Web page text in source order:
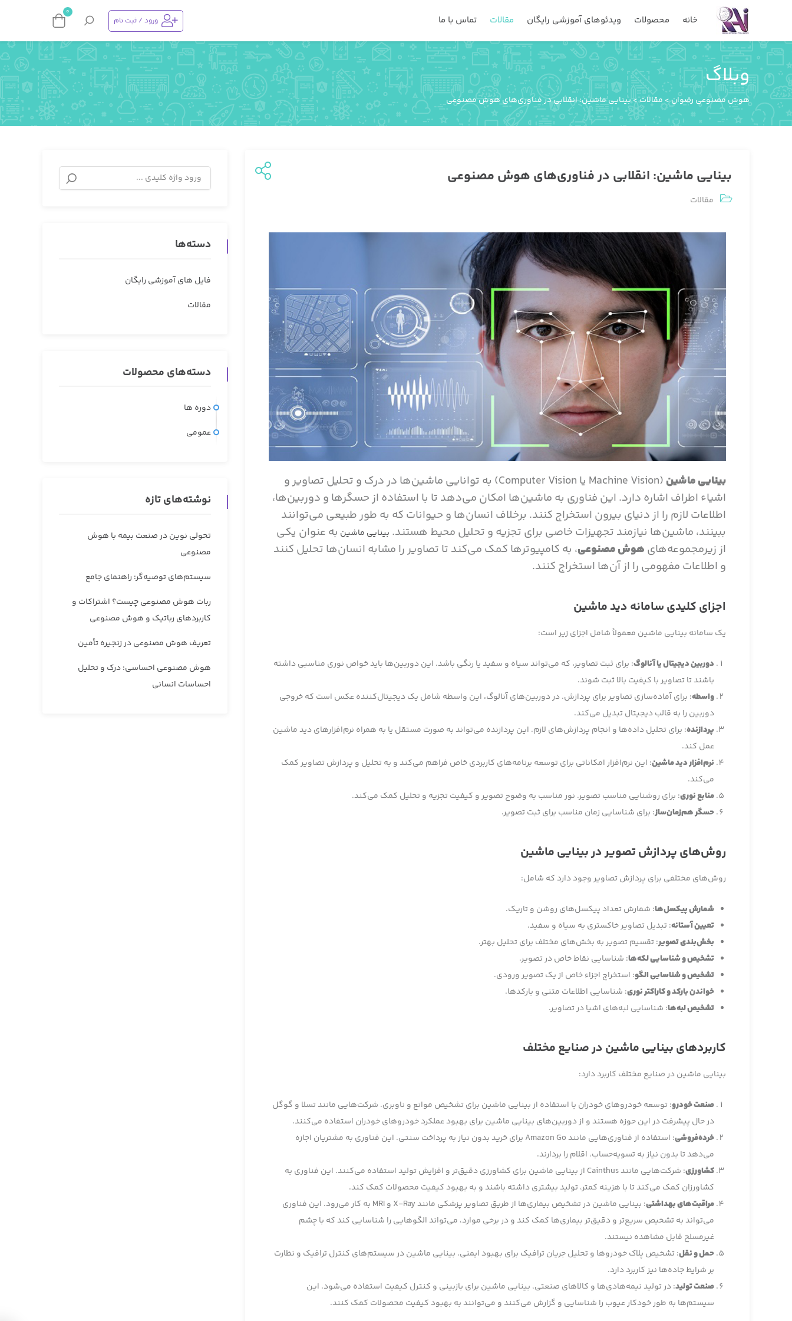
خانه محصولات ویدئوهای آموزشی رایگان مقالات تماس با ما ورود / ثبت نام
0
وبلاگ
هوش مصنوعی رضوان>مقالات>بینایی ماشین: انقلابی در فناوری‌های هوش مصنوعی
بینایی ماشین: انقلابی در فناوری‌های هوش مصنوعی
مقالات
بینایی ماشین (
Machine Vision یا Computer Vision) به توانایی ماشین‌ها در درک و تحلیل تصاویر و
اشیاء اطراف اشاره دارد. این فناوری به ماشین‌ها امکان می‌دهد تا با استفاده از حسگرها و دوربین‌ها،
اطلاعات لازم را از دنیای بیرون استخراج کنند. برخلاف انسان‌ها و حیوانات که به طور طبیعی می‌توانند
ببینند، ماشین‌ها نیازمند تجهیزات خاصی برای تجزیه و تحلیل محیط هستند. بینایی ماشین به عنوان یکی
از زیرمجموعه‌های هوش مصنوعی، به کامپیوترها کمک می‌کند تا تصاویر را مشابه انسان‌ها تحلیل کنند
و اطلاعات مفهومی را از آن‌ها استخراج کنند.
اجزای کلیدی سامانه دید ماشین
یک سامانه بینایی ماشین معمولاً شامل اجزای زیر است:
دوربین دیجیتال یا آنالوگ: برای ثبت تصاویر، که می‌تواند سیاه و سفید یا رنگی باشد. این دوربین‌ها باید خواص نوری مناسبی داشته
باشند تا تصاویر با کیفیت بالا ثبت شوند.
واسطه: برای آماده‌سازی تصاویر برای پردازش. در دوربین‌های آنالوگ، این واسطه شامل یک دیجیتال‌کننده عکس است که خروجی
دوربین را به قالب دیجیتال تبدیل می‌کند.
پردازنده: برای تحلیل داده‌ها و انجام پردازش‌های لازم. این پردازنده می‌تواند به صورت مستقل یا به همراه نرم‌افزارهای دید ماشین
عمل کند.
نرم‌افزار دید ماشین: این نرم‌افزار امکاناتی برای توسعه برنامه‌های کاربردی خاص فراهم می‌کند و به تحلیل و پردازش تصاویر کمک
می‌کند.
منابع نوری: برای روشنایی مناسب تصویر. نور مناسب به وضوح تصویر و کیفیت تجزیه و تحلیل کمک می‌کند.
حسگر هم‌زمان‌ساز: برای شناسایی زمان مناسب برای ثبت تصویر.
روش‌های پردازش تصویر در بینایی ماشین
روش‌های مختلفی برای پردازش تصاویر وجود دارد که شامل:
شمارش پیکسل‌ها: شمارش تعداد پیکسل‌های روشن و تاریک.
تعیین آستانه: تبدیل تصاویر خاکستری به سیاه و سفید.
بخش‌بندی تصویر: تقسیم تصویر به بخش‌های مختلف برای تحلیل بهتر.
تشخیص و شناسایی لکه‌ها: شناسایی نقاط خاص در تصویر.
تشخیص و شناسایی الگو: استخراج اجزاء خاص از یک تصویر ورودی.
خواندن بارکد و کاراکتر نوری: شناسایی اطلاعات متنی و بارکدها.
تشخیص لبه‌ها: شناسایی لبه‌های اشیا در تصاویر.
کاربردهای بینایی ماشین در صنایع مختلف
بینایی ماشین در صنایع مختلف کاربرد دارد:
صنعت خودرو: توسعه خودروهای خودران با استفاده از بینایی ماشین برای تشخیص موانع و ناوبری. شرکت‌هایی مانند تسلا و گوگل
در حال پیشرفت در این حوزه هستند و از دوربین‌های بینایی ماشین برای بهبود عملکرد خودروهای خودران استفاده می‌کنند.
خرده‌فروشی
: استفاده از فناوری‌هایی مانند Amazon Go برای خرید بدون نیاز به پرداخت سنتی. این فناوری به مشتریان اجازه
می‌دهد تا بدون نیاز به تسویه‌حساب، اقلام را بردارند.
کشاورزی
: شرکت‌هایی مانند Cainthus از بینایی ماشین برای کشاورزی دقیق‌تر و افزایش تولید استفاده می‌کنند. این فناوری به
کشاورزان کمک می‌کند تا با هزینه کمتر، تولید بیشتری داشته باشند و به بهبود کیفیت محصولات کمک کند.
مراقبت‌های بهداشتی
: بینایی ماشین در تشخیص بیماری‌ها از طریق تصاویر پزشکی مانند X-Ray و MRI به کار می‌رود. این فناوری
می‌تواند به تشخیص سریع‌تر و دقیق‌تر بیماری‌ها کمک کند و در برخی موارد، می‌تواند الگوهایی را شناسایی کند که با چشم
غیرمسلح قابل مشاهده نیستند.
حمل و نقل: تشخیص پلاک خودروها و تحلیل جریان ترافیک برای بهبود ایمنی. بینایی ماشین در سیستم‌های کنترل ترافیک و نظارت
بر شرایط جاده‌ها نیز کاربرد دارد.
صنعت تولید: در تولید نیمه‌هادی‌ها و کالاهای صنعتی، بینایی ماشین برای بازبینی و کنترل کیفیت استفاده می‌شود. این
سیستم‌ها به طور خودکار عیوب را شناسایی و گزارش می‌کنند و می‌توانند به بهبود کیفیت محصولات کمک کنند.
دسته‌ها
فایل های آموزشی رایگان
مقالات
دسته‌های محصولات
دوره ها
عمومی
نوشته‌های تازه
تحولی نوین در صنعت بیمه با هوش
مصنوعی
سیستم‌های توصیه‌گر: راهنمای جامع
ربات هوش مصنوعی چیست؟ اشتراکات و
کاربردهای رباتیک و هوش مصنوعی
تعریف هوش مصنوعی در زنجیره تأمین
هوش مصنوعی احساسی: درک و تحلیل
احساسات انسانی